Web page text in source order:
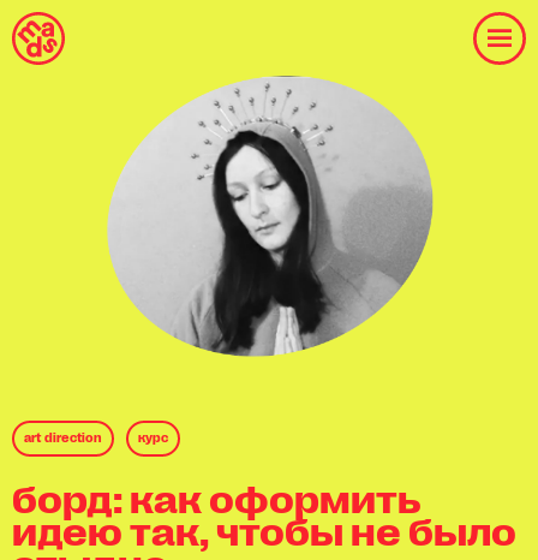
art direction куpс
борд: как оформить
идею так, чтобы не было